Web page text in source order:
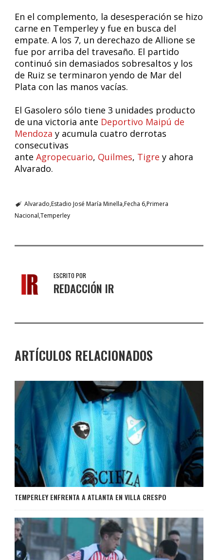
En el complemento, la desesperación se hizo
carne en Temperley y fue en busca del
empate. A los 7, un derechazo de Allione se
fue por arriba del travesaño. El partido
continuó sin demasiados sobresaltos y los
de Ruiz se terminaron yendo de Mar del
Plata con las manos vacías.
El Gasolero sólo tiene 3 unidades producto
de una victoria ante Deportivo Maipú de
Mendoza y acumula cuatro derrotas
consecutivas
ante Agropecuario, Quilmes, Tigre y ahora
Alvarado.
Alvarado Estadio José María Minella Fecha 6Primera
Nacional Temperley
ESCRITO POR
REDACCIÓN IR
ARTÍCULOS RELACIONADOS
TEMPERLEY ENFRENTA A ATLANTA EN VILLA CRESPO